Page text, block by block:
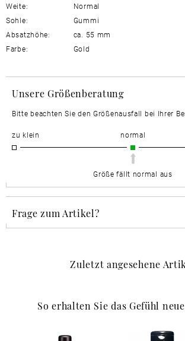
Weite:
Normal
Sohle:
Gummi
Absatzhöhe:
ca. 55 mm
Farbe:
Gold
Unsere Größenberatung
Bitte beachten Sie den Größenausfall bei Ihrer
zu klein normal
Größe fällt normal aus
Frage zum Artikel?
Zuletzt angesehene
So erhalten Sie das Gefühl